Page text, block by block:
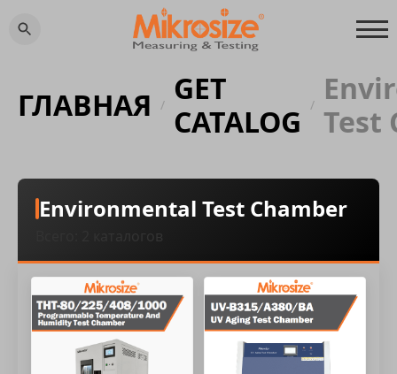
ГЛАВНАЯ / GET
CATALOG
/ Test
Environmental Test Chamber
Всего: 2 каталогов